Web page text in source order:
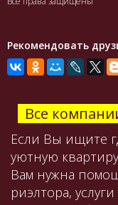
Рекомендовать
Все
Если Вы ищите
уютную
Вам нужна
риэлтора,